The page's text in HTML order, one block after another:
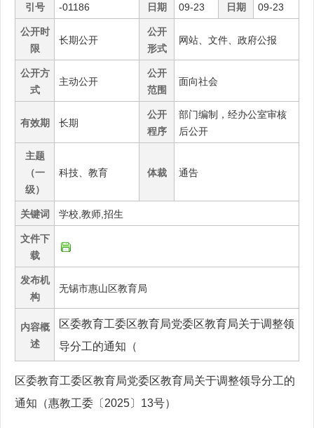
引号
-01186
日期
09-23
日期
09-23
公开时
限
长期公开
公开
形式
网站、文件、政府公报
公开方
式
主动公开
公开
范围
面向社会
有效期 长期
公开
程序
部门编制，经办公室审核
后公开
主题
（一
级）
科技、教育 体裁 通告
关键词 学校,教师,招生
文件下
载
发布机
构
无锡市惠山区教育局
内容概
述
区委教育工委区教育局党委区教育局关于调整领
导分工的通知（
区委教育工委区教育局党委区教育局关于调整领导分工的
通知（惠教工委〔2025〕13号）